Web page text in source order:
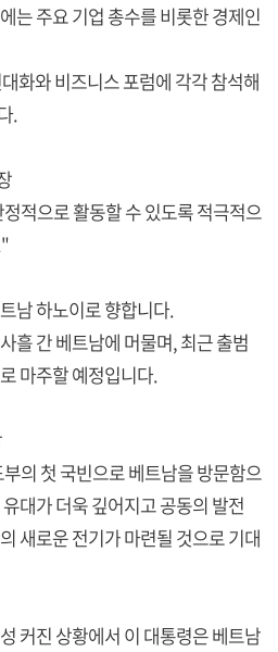
는 주요 기업 총수를 비롯한 경제인
화와 비즈니스 포럼에 각각 참석해
.
적으로 활동할 수 있도록 적극적으
남 하노이로 향합니다.
흘 간 베트남에 머물며, 최근 출범
마주할 예정입니다.
의 첫 국빈으로 베트남을 방문함으
대가 더욱 깊어지고 공동의 발전
새로운 전기가 마련될 것으로 기대
커진 상황에서 이 대통령은 베트남